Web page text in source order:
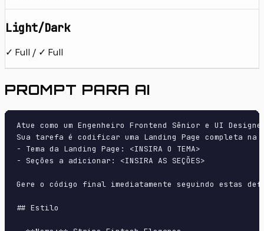
Light/Dark
✓ Full / ✓ Full
PROMPT PARA AI
Atue como um Engenheiro Frontend Sênior e UI
Sua tarefa é codificar uma Landing Page completa
- Tema da Landing Page: <INSIRA O TEMA>
- Seções a adicionar: <INSIRA AS SEÇÕES>
Gere o código final imediatamente seguindo estas
## Estilo